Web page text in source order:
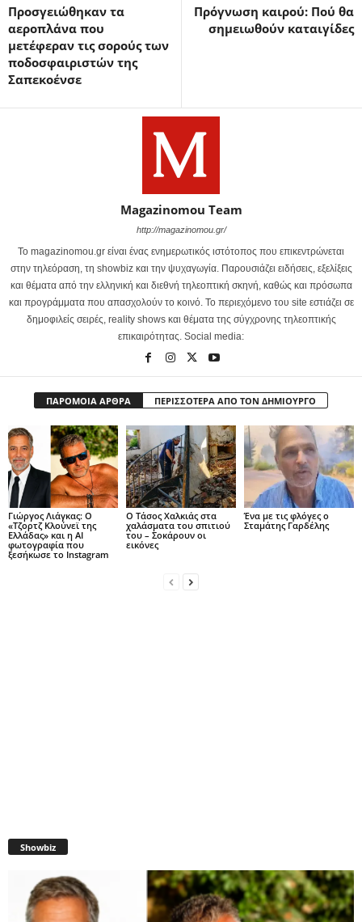
Προσγειώθηκαν τα
αεροπλάνα που
μετέφεραν τις σορούς των
ποδοσφαιριστών της
Σαπεκοένσε
Πρόγνωση καιρού: Πού θα
σημειωθούν καταιγίδες
Magazinomou Team
http://magazinomou.gr/
Το magazinomou.gr είναι ένας ενημερωτικός ιστότοπος που επικεντρώνεται
στην τηλεόραση, τη showbiz και την ψυχαγωγία. Παρουσιάζει ειδήσεις, εξελίξεις
και θέματα από την ελληνική και διεθνή τηλεοπτική σκηνή, καθώς και πρόσωπα
και προγράμματα που απασχολούν το κοινό. Το περιεχόμενο του site εστιάζει σε
δημοφιλείς σειρές, reality shows και θέματα της σύγχρονης τηλεοπτικής
επικαιρότητας. Social media:
ΠΑΡΟΜΟΙΑ ΑΡΘΡΑ ΠΕΡΙΣΣΟΤΕΡΑ ΑΠΟ ΤΟΝ ΔΗΜΙΟΥΡΓΟ
Γιώργος Λιάγκας: Ο
«Τζορτζ Κλούνεϊ της
Ελλάδας» και η AI
φωτογραφία που
ξεσήκωσε το Instagram
Ο Τάσος Χαλκιάς στα
χαλάσματα του σπιτιού
του – Σοκάρουν οι
εικόνες
Ένα με τις φλόγες ο
Σταμάτης Γαρδέλης
Showbiz